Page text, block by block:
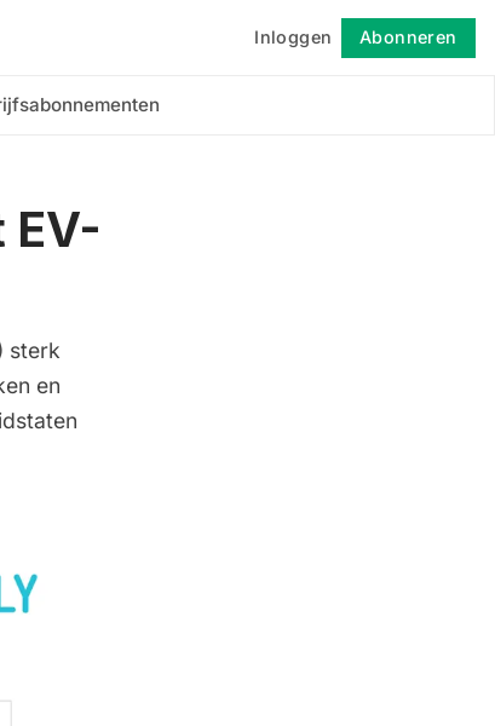
Inloggen Abonneren
EV-
sterk
en